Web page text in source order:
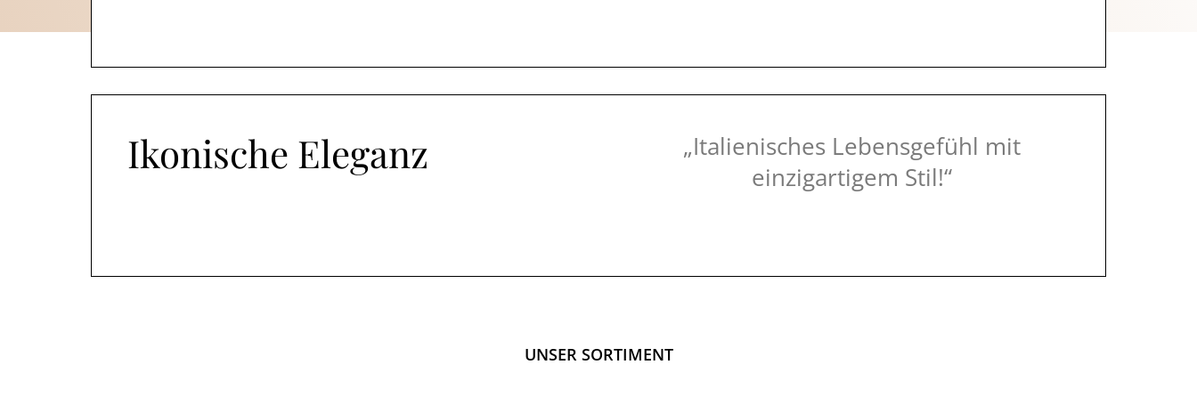
Ikonische Eleganz
„Italienisches Lebensgefühl mit
einzigartigem Stil!“
UNSER SORTIMENT